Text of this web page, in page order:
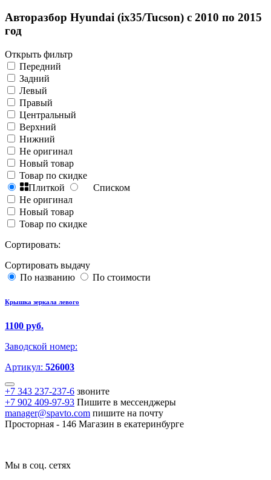
Авторазбор Hyundai (ix35/Tucson) с 2010 по 2015
год
Открыть фильтр
Передний
Задний
Левый
Правый
Центральный
Верхний
Нижний
Не оригинал
Новый товар
Товар по скидке
Плиткой
Списком
Не оригинал
Новый товар
Товар по скидке
Сортировать:
Сортировать выдачу
По названию
По стоимости
Крышка зеркала левого
1100 руб.
Заводской номер:
Артикул: 526003
+7 343 237-237-6 звоните
+7 902 409-97-93 Пишите в мессенджеры
manager@spavto.com пишите на почту
Просторная - 146 Магазин в екатеринбурге
Мы в соц. сетях